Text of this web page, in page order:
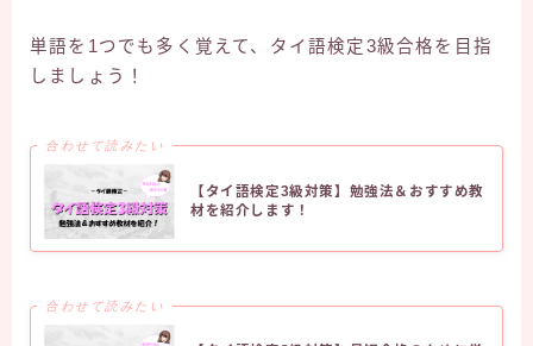
単語を1つでも多く覚えて、タイ語検定3級合格を目指
しましょう！
合わせて読みたい
【タイ語検定3級対策】勉強法＆おすすめ教
材を紹介します！
合わせて読みたい